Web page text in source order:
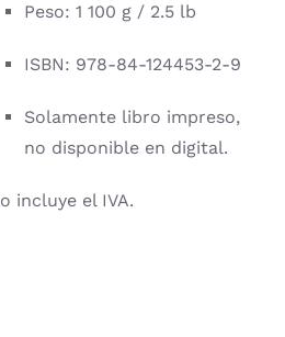
Peso: 1 100 g / 2.5 lb
ISBN: 978-84-124453-2-9
Solamente libro impreso,
no disponible en digital.
incluye el IVA.